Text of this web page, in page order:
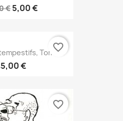
€ 5,00 €
Tome...
€
favorite_border
favorite_border